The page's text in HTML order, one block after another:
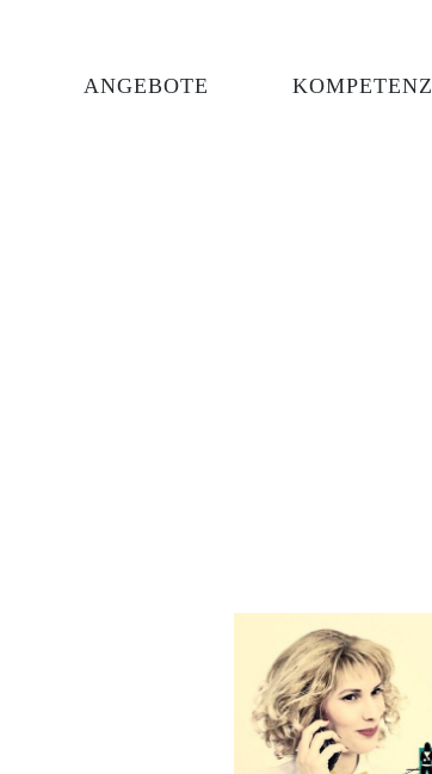
ANGEBOTE KOMPETENZ